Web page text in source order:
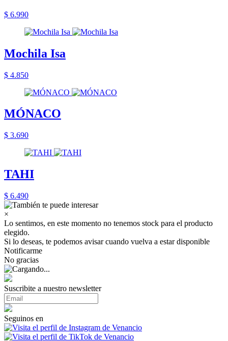
$ 6.990
Mochila Isa
$ 4.850
MÓNACO
$ 3.690
TAHI
$ 6.490
×
Lo sentimos, en este momento no tenemos stock para el producto
elegido.
Si lo deseas, te podemos avisar cuando vuelva a estar disponible
Notificarme
No gracias
Suscribite a nuestro newsletter
Seguinos en